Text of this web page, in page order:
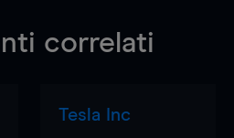
correlati
Tesla Inc